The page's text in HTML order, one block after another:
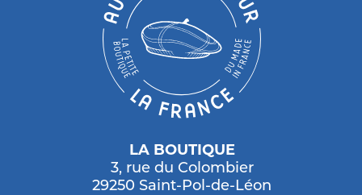
LA BOUTIQUE
3, rue du Colombier
29250 Saint-Pol-de-Léon